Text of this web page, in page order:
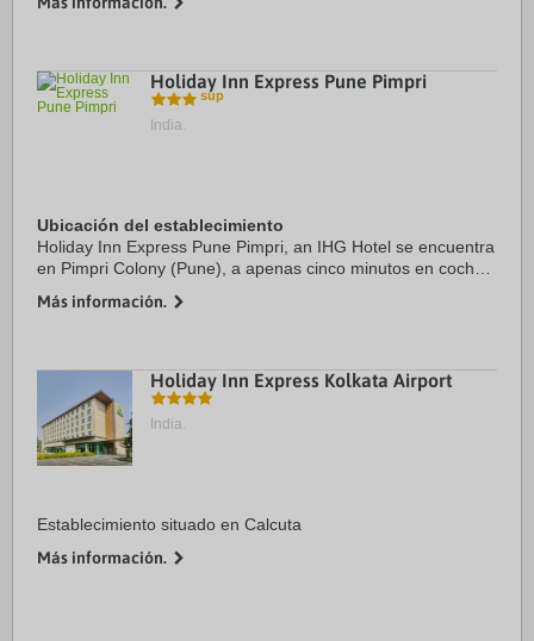
Parque Cubbon y UB City. Además, ...
Holiday Inn Express Pune Pimpri
India.
Ubicación del establecimiento
Holiday Inn Express Pune Pimpri, an IHG Hotel se encuentra
en Pimpri Colony (Pune), a apenas cinco minutos en coche
convenciones Auto Cluster. Además, ...
Más información.
Holiday Inn Express Kolkata Airport
India.
Establecimiento situado en Calcuta
Más información.